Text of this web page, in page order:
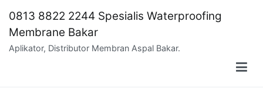
content
0813 8822 2244 Spesialis Waterproofing
Membrane Bakar
Aplikator, Distributor Membran Aspal Bakar.